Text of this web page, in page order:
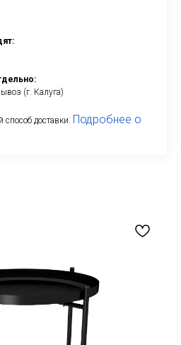
(г. Калуга)
доставки. Подробнее о